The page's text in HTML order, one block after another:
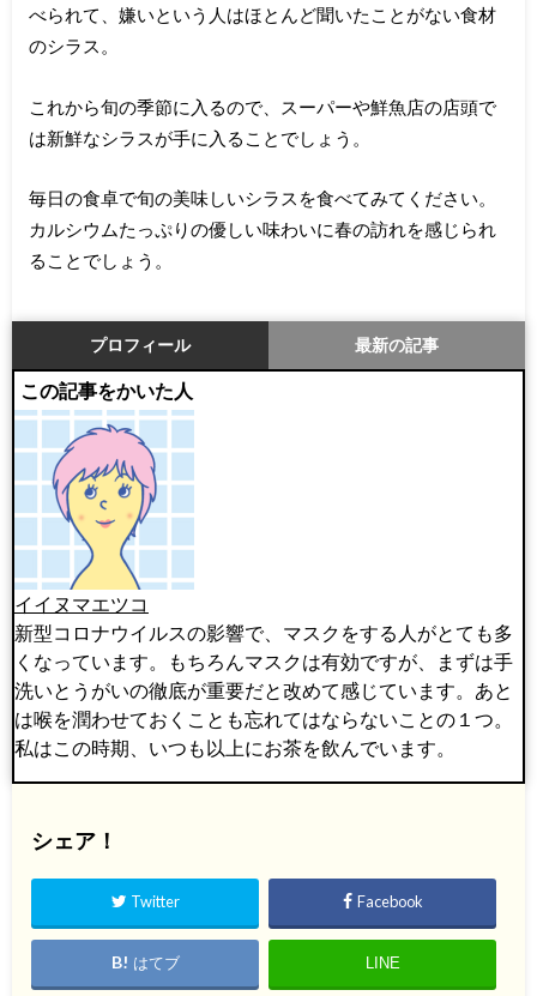
べられて、嫌いという人はほとんど聞いたことがない食材
のシラス。
これから旬の季節に入るので、スーパーや鮮魚店の店頭で
は新鮮なシラスが手に入ることでしょう。
毎日の食卓で旬の美味しいシラスを食べてみてください。
カルシウムたっぷりの優しい味わいに春の訪れを感じられ
ることでしょう。
プロフィール 最新の記事
この記事をかいた人
イイヌマエツコ
新型コロナウイルスの影響で、マスクをする人がとても多
くなっています。もちろんマスクは有効ですが、まずは手
洗いとうがいの徹底が重要だと改めて感じています。あと
は喉を潤わせておくことも忘れてはならないことの１つ。
私はこの時期、いつも以上にお茶を飲んでいます。
シェア！
Twitter Facebook
はてブ LINE